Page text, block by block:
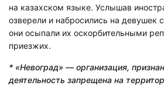
на казахском языке. Услышав
озверели и набросились на девушек
они осыпали их оскорбительными
приезжих.
* «Невоград» — организация,
деятельность запрещена на